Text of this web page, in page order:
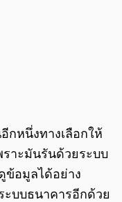
กหนึ่งทางเลือกให้
ราะมันรันด้วยระบบ
ข้อมูลได้อย่าง
บบธนาคารอีกด้วย